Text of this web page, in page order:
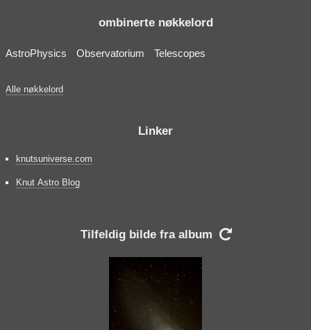
ombinerte nøkkelord
AstroPhysics Observatorium Telescopes
Alle nøkkelord
Linker
knutsuniverse.com
Knut Astro Blog
Tilfeldig bilde fra album 